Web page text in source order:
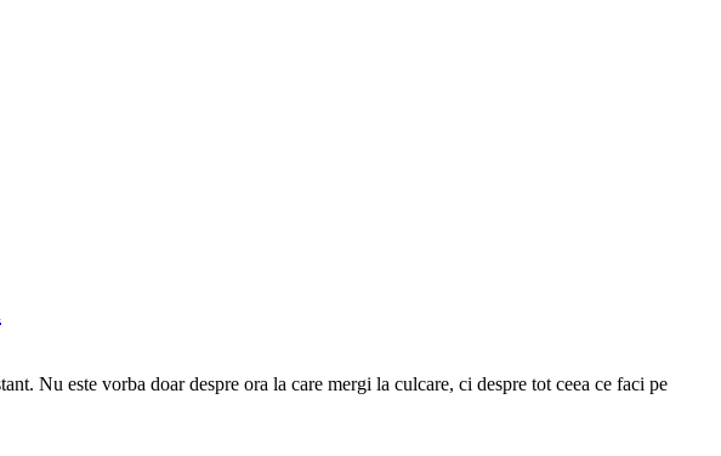
Nu este vorba doar despre ora la care mergi la culcare, ci despre tot ceea ce faci pe